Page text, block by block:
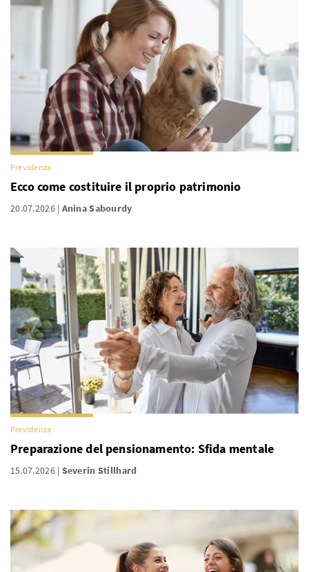
Previdenza
Ecco come costituire il proprio patrimonio
20.07.2026 Anina Sabourdy
Previdenza
Preparazione del pensionamento: Sfida mentale
15.07.2026 Severin Stillhard